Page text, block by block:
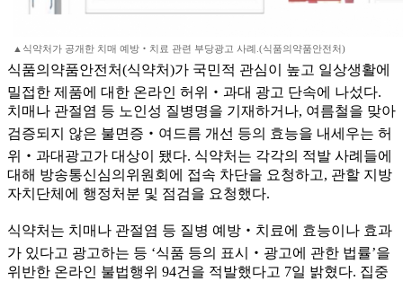
▲식약처가 공개한 치매 예방‧치료 관련 부당광고 사례.(식품의약품안전처)
식품의약품안전처(식약처)가 국민적 관심이 높고 일상생활에
밀접한 제품에 대한 온라인 허위‧과대 광고 단속에 나섰다.
치매나 관절염 등 노인성 질병명을 기재하거나, 여름철을 맞아
검증되지 않은 불면증‧여드름 개선 등의 효능을 내세우는 허
위‧과대광고가 대상이 됐다. 식약처는 각각의 적발 사례들에
대해 방송통신심의위원회에 접속 차단을 요청하고, 관할 지방
자치단체에 행정처분 및 점검을 요청했다.
식약처는 치매나 관절염 등 질병 예방‧치료에 효능이나 효과
가 있다고 광고하는 등 ‘식품 등의 표시‧광고에 관한 법률’을
위반한 온라인 불법행위 94건을 적발했다고 7일 밝혔다. 집중